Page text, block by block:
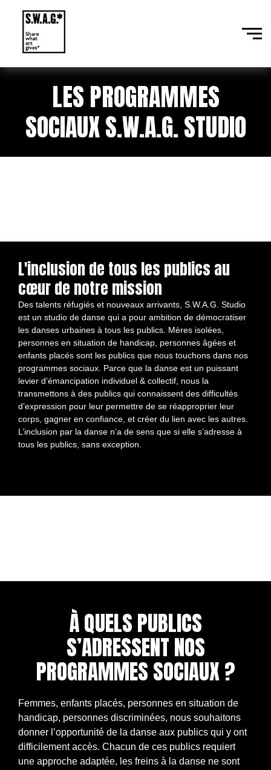
LES PROGRAMMES
SOCIAUX S.W.A.G. STUDIO
Des talents réfugiés et nouveaux arrivants, S.W.A.G. Studio
est un studio de danse qui a pour ambition de démocratiser
les danses urbaines à tous les publics. Mères isolées,
personnes en situation de handicap, personnes âgées et
enfants placés sont les publics que nous touchons dans nos
programmes sociaux. Parce que la danse est un puissant
levier d’émancipation individuel & collectif, nous la
transmettons à des publics qui connaissent des difficultés
d’expression pour leur permettre de se réapproprier leur
corps, gagner en confiance, et créer du lien avec les autres.
L’inclusion par la danse n’a de sens que si elle s’adresse à
tous les publics, sans exception.
L'inclusion de tous les publics au
cœur de notre mission
À QUELS PUBLICS
S’ADRESSENT NOS
PROGRAMMES SOCIAUX ?
Femmes, enfants placés, personnes en situation de
handicap, personnes discriminées, nous souhaitons
donner l’opportunité de la danse aux publics qui y ont
difficilement accès. Chacun de ces publics requiert
une approche adaptée, les freins à la danse ne sont